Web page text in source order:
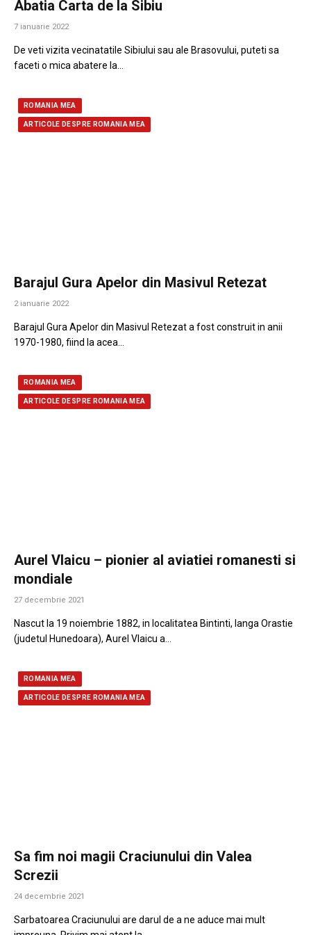
Abatia Carta de la Sibiu
7 ianuarie 2022
De veti vizita vecinatatile Sibiului sau ale Brasovului, puteti sa
faceti o mica abatere la…
ROMANIA MEA
ARTICOLE DESPRE ROMANIA MEA
Barajul Gura Apelor din Masivul Retezat
2 ianuarie 2022
Barajul Gura Apelor din Masivul Retezat a fost construit in anii
1970-1980, fiind la acea…
ROMANIA MEA
ARTICOLE DESPRE ROMANIA MEA
Aurel Vlaicu – pionier al aviatiei romanesti si
mondiale
27 decembrie 2021
Nascut la 19 noiembrie 1882, in localitatea Bintinti, langa Orastie
(judetul Hunedoara), Aurel Vlaicu a…
ROMANIA MEA
ARTICOLE DESPRE ROMANIA MEA
Sa fim noi magii Craciunului din Valea
Screzii
24 decembrie 2021
Sarbatoarea Craciunului are darul de a ne aduce mai mult